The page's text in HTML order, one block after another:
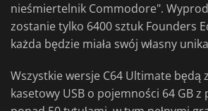
nieśmiertelnik Commodore".
zostanie tylko 6400 sztuk Founders
każda będzie miała swój własny
Wszystkie wersje C64 Ultimate będą
kasetowy USB o pojemności 64 GB